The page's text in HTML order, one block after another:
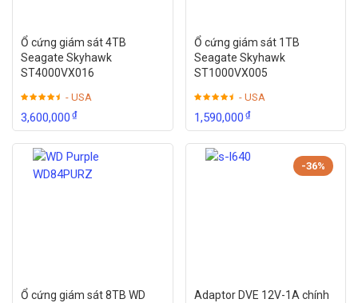
Ổ cứng giám sát 4TB
Seagate Skyhawk
ST4000VX016
- USA
3,600,000₫
Ổ cứng giám sát 1TB
Seagate Skyhawk
ST1000VX005
- USA
1,590,000₫
Ổ cứng giám sát 8TB WD
-36%
Adaptor DVE 12V-1A chính